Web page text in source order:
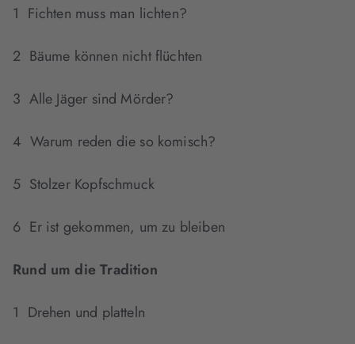
1 Fichten muss man lichten?
2 Bäume können nicht flüchten
3 Alle Jäger sind Mörder?
4 Warum reden die so komisch?
5 Stolzer Kopfschmuck
6 Er ist gekommen, um zu bleiben
Rund um die Tradition
1 Drehen und platteln